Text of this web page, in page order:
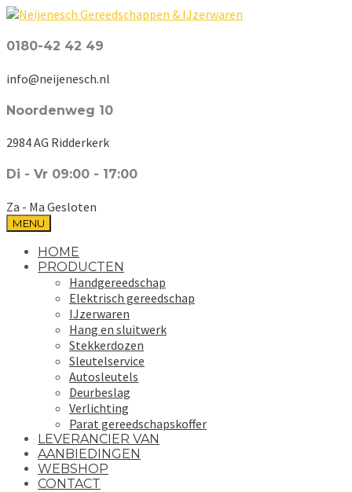
0180-42 42 49
info@neijenesch.nl
Noordenweg 10
2984 AG Ridderkerk
Di - Vr 09:00 - 17:00
Za - Ma Gesloten
MENU
HOME
PRODUCTEN
Handgereedschap
Elektrisch gereedschap
IJzerwaren
Hang en sluitwerk
Stekkerdozen
Sleutelservice
Autosleutels
Deurbeslag
Verlichting
Parat gereedschapskoffer
LEVERANCIER VAN
AANBIEDINGEN
WEBSHOP
CONTACT